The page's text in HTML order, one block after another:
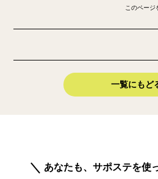
このページ
一覧にもど
あなたも、サポステを使